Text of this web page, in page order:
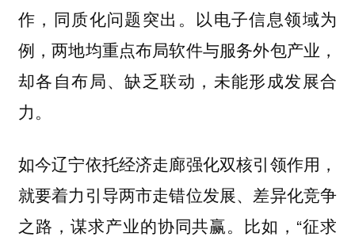
作，同质化问题突出。以电子信息领域为
例，两地均重点布局软件与服务外包产业，
却各自布局、缺乏联动，未能形成发展合
力。
如今辽宁依托经济走廊强化双核引领作用，
就要着力引导两市走错位发展、差异化竞争
之路，谋求产业的协同共赢。比如，“征求